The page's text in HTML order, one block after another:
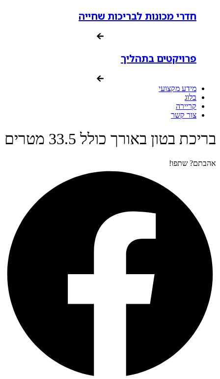
חדרי מכונות לבריכות שחייה
פרויקטים בתהליך
מידע מקצועי
בלוג
קריירה
צור קשר
בריכת בטון באורך כולל 33.5 מטרים
אהבתם? שתפו!